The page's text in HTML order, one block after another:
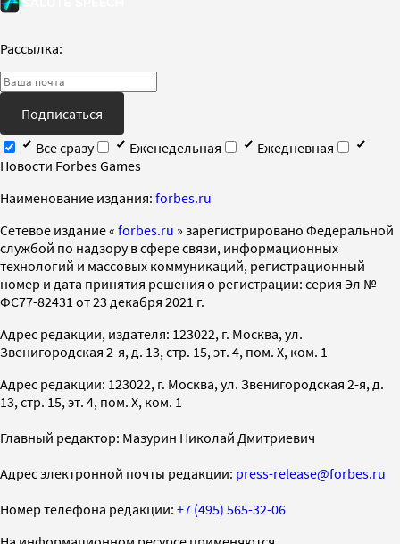
Рассылка:
Подписаться
Все сразу
Еженедельная
Ежедневная
Новости Forbes Games
Наименование издания: forbes.ru
Cетевое издание « forbes.ru » зарегистрировано Федеральной
службой по надзору в сфере связи, информационных
технологий и массовых коммуникаций, регистрационный
номер и дата принятия решения о регистрации: серия Эл №
ФС77-82431 от 23 декабря 2021 г.
Адрес редакции, издателя: 123022, г. Москва, ул.
Звенигородская 2-я, д. 13, стр. 15, эт. 4, пом. X, ком. 1
Адрес редакции: 123022, г. Москва, ул. Звенигородская 2-я, д.
13, стр. 15, эт. 4, пом. X, ком. 1
Главный редактор: Мазурин Николай Дмитриевич
Адрес электронной почты редакции: press-release@forbes.ru
Номер телефона редакции: +7 (495) 565-32-06